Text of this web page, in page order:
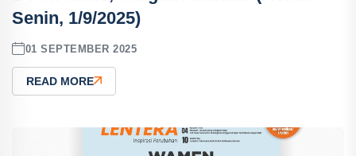
Senin, 1/9/2025)
01 SEPTEMBER 2025
READ MORE